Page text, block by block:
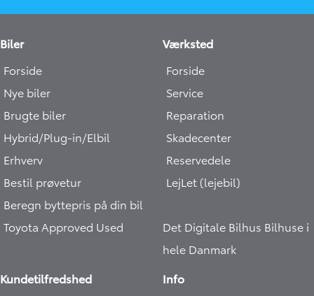
Biler
Forside
Nye biler
Brugte biler
Hybrid/Plug-in/Elbil
Erhverv
Bestil prøvetur
Beregn byttepris på din bil
Toyota Approved Used
Værksted
Forside
Service
Reparation
Skadecenter
Reservedele
LejLet (lejebil)
Det Digitale Bilhus Bilhuse i
hele Danmark
Kundetilfredshed
Info